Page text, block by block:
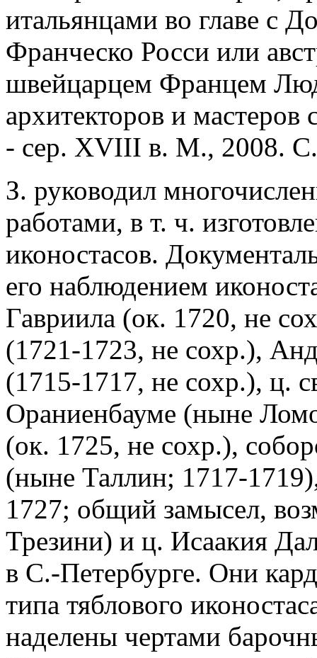
итальянцами во главе с
Франческо Росси или
швейцарцем Францем
архитекторов и
- сер. XVIII в. М., 2008.
З. руководил
работами, в т. ч.
иконостасов.
его наблюдением
Гавриила (ок. 1720, не
(1721-1723, не сохр.),
(1715-1717, не сохр.), ц.
Ораниенбауме (ныне
(ок. 1725, не сохр.),
(ныне Таллин; 1717-
1727; общий замысел,
Трезини) и ц. Исаакия
в С.-Петербурге. Они
типа тяблового
наделены чертами